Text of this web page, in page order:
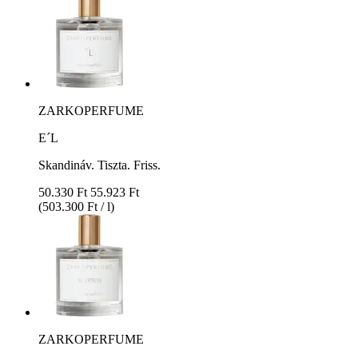
ZARKOPERFUME
E´L
Skandináv. Tiszta. Friss.
50.330 Ft 55.923 Ft
(503.300 Ft / l)
ZARKOPERFUME